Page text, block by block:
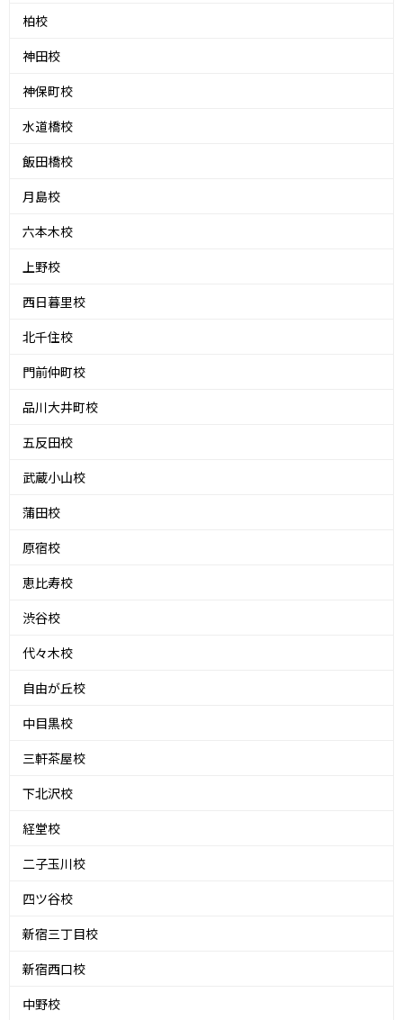
柏校
神田校
神保町校
水道橋校
飯田橋校
月島校
六本木校
上野校
西日暮里校
北千住校
門前仲町校
品川大井町校
五反田校
武蔵小山校
蒲田校
原宿校
恵比寿校
渋谷校
代々木校
自由が丘校
中目黒校
三軒茶屋校
下北沢校
経堂校
二子玉川校
四ツ谷校
新宿三丁目校
新宿西口校
中野校